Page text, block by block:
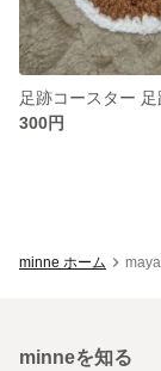
300円
minne ホーム
minneを知る